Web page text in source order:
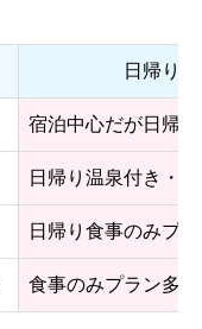
日帰り
宿泊中心だが日帰
日帰り温泉付き・
日帰り食事のみプ
食事のみプラン多数